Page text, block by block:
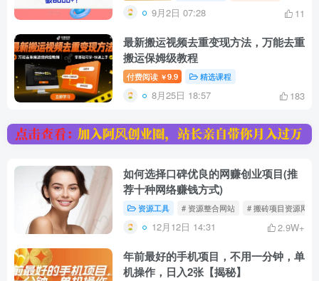
9月2日 07:28 11
最新搬运视频去重变现方法，万能去重
搬运保姆级教程
付费阅读 ￥9.9 精选课程
8月25日 18:57 183
如何选择口碑优良的网赚创业项目(推
荐十种网络赚钱方式)
资源工具 # 资源整合网站 # 搬砖项目资源网
12月12日 14:31 2.9W+
年前最好的手机项目，不用一分钟，单
机操作，日入2张【揭秘】